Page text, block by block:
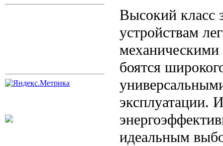
Высокий класс
устройствам
боятся
эксплуатации.
идеальным